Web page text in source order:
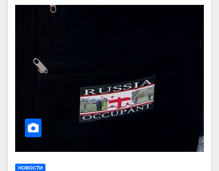
НОВОСТИ